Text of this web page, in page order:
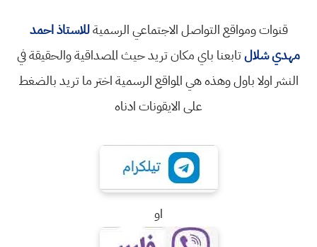
قنوات ومواقع التواصل الاجتماعي الرسميةللاستاذ احمد
شلالتابعنا باي مكان تريد حيث المصداقية والحقيقة في
اولا باول وهذه هي المواقع الرسمية اختر ما تريد بالضغط
على الايقونات ادناه